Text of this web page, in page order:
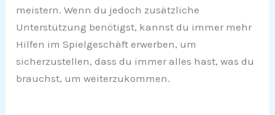
meistern. Wenn du jedoch zusätzliche
Unterstützung benötigst, kannst du immer mehr
Hilfen im Spielgeschäft erwerben, um
sicherzustellen, dass du immer alles hast, was du
brauchst, um weiterzukommen.